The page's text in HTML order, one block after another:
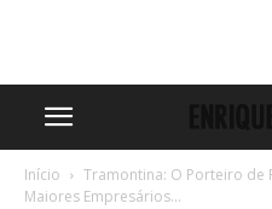
Início
Tramontina: O Porteiro de
Maiores Empresários...